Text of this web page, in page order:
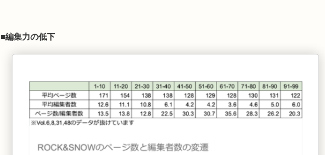
■編集力の低下